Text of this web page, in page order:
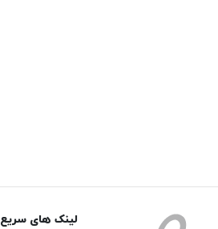
لینک های سریع